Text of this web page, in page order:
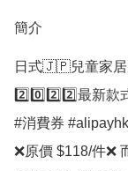
簡介
日式🇯🇵兒童家居
2️⃣0️⃣2️⃣2️⃣最新款
#消費券
❌原價 $118/件❌